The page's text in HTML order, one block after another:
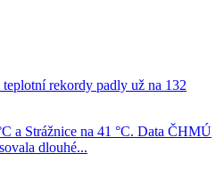
rekordy padly už na 132
a Strážnice na 41 °C. Data ČHMÚ
dlouhé...